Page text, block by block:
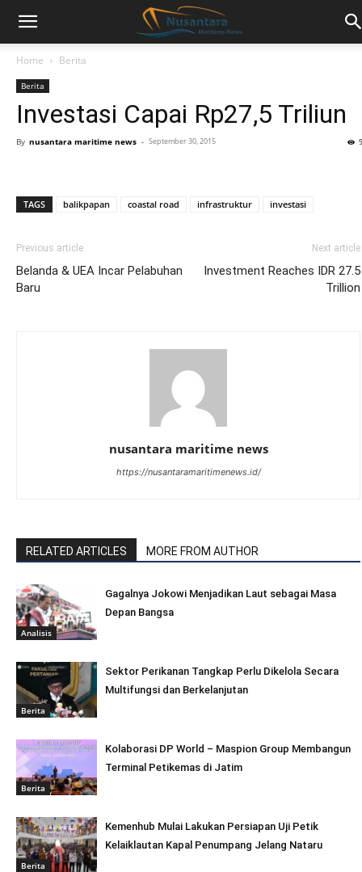
Home Berita
Berita
Investasi Capai Rp27,5 Triliun
By nusantara maritime news - September 30, 2015
TAGS balikpapan coastal road infrastruktur investasi
Previous article
Belanda & UEA Incar Pelabuhan
Baru
Next article
Investment Reaches IDR 27.5
Trillion
nusantara maritime news
https://nusantaramaritimenews.id/
RELATED ARTICLES MORE FROM AUTHOR
Analisis
Gagalnya Jokowi Menjadikan Laut sebagai Masa
Depan Bangsa
Berita
Sektor Perikanan Tangkap Perlu Dikelola Secara
Multifungsi dan Berkelanjutan
Berita
Kolaborasi DP World – Maspion Group Membangun
Terminal Petikemas di Jatim
Berita
Kemenhub Mulai Lakukan Persiapan Uji Petik
Kelaiklautan Kapal Penumpang Jelang Nataru